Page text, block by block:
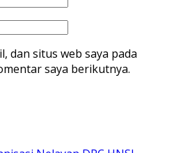
dan situs web saya pada
saya berikutnya.